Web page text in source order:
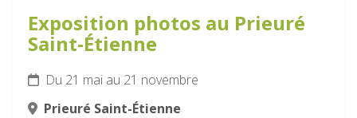
Exposition photos au Prieuré
Saint-Étienne
Du 21 mai au 21 novembre
Prieuré Saint-Étienne